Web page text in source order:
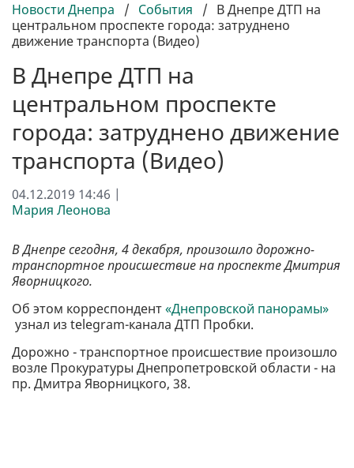
Новости Днепра / События / В Днепре ДТП на
центральном проспекте города: затруднено
движение транспорта (Видео)
В Днепре ДТП на
центральном проспекте
города: затруднено движение
транспорта (Видео)
04.12.2019 14:46 |
Мария Леонова
В Днепре сегодня, 4 декабря, произошло дорожно-
транспортное происшествие на проспекте Дмитрия
Яворницкого.
Об этом корреспондент«Днепровской панорамы»
узнал из telegram-канала ДТП Пробки.
Дорожно - транспортное происшествие произошло
возле Прокуратуры Днепропетровской области - на
пр. Дмитра Яворницкого, 38.